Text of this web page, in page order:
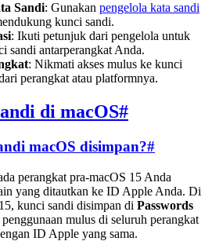
Sandi: Gunakan pengelola kata sandi
kunci sandi.
: Ikuti petunjuk dari pengelola untuk
sandi antarperangkat Anda.
: Nikmati akses mulus ke kunci
perangkat atau platformnya.
di macOS#
macOS disimpan?#
perangkat pra-macOS 15 Anda
yang ditautkan ke ID Apple Anda. Di
kunci sandi disimpan di Passwords
mulus di seluruh perangkat
ID Apple yang sama.